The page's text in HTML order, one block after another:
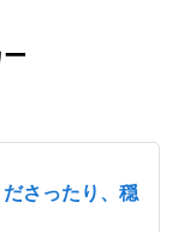
さったり、穏